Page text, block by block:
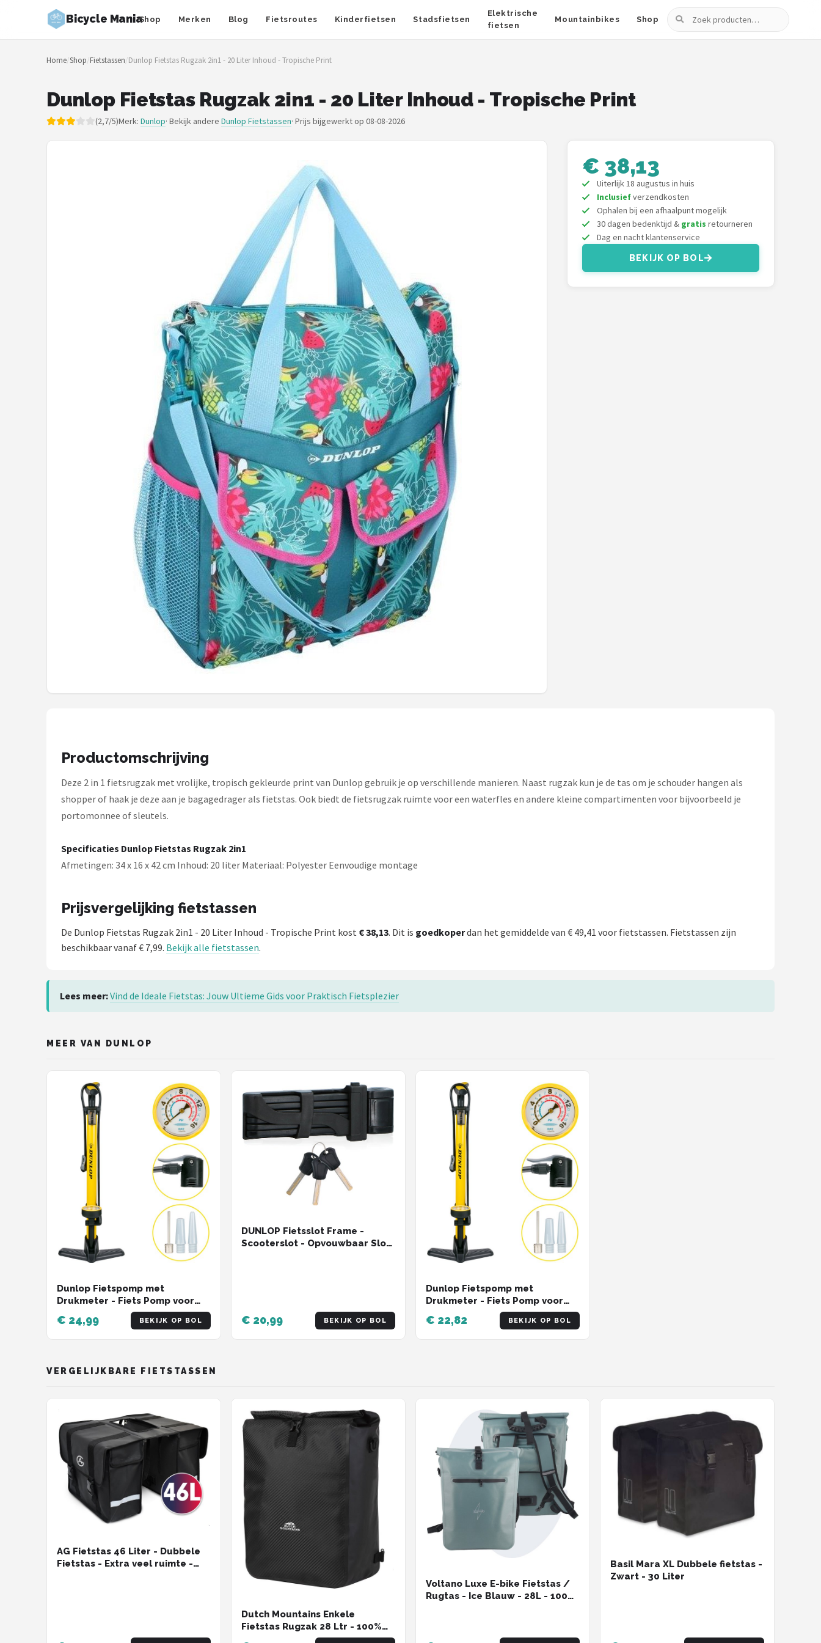
Bicycle ManiaShop Merken Blog Fietsroutes Kinderfietsen Stadsfietsen
Elektrische
fietsen
Mountainbikes Shop
Zoeken
Zoeken
NAVIGATIE
Merken
Home/Shop/Fietstassen/Dunlop Fietstas Rugzak 2in1 - 20 Liter Inhoud - Tropische Print
Dunlop Fietstas Rugzak 2in1 - 20 Liter Inhoud - Tropische Print
(2,7/5)Merk: Dunlop· Bekijk andere Dunlop Fietstassen· Prijs bijgewerkt op 08-08-2026
€ 38,13
Uiterlijk 18 augustus in huis
Inclusiefverzendkosten
Ophalen bij een afhaalpunt mogelijk
30 dagen bedenktijd & gratis retourneren
Dag en nacht klantenservice
BEKIJK OP BOL
Productomschrijving
Deze 2 in 1 fietsrugzak met vrolijke, tropisch gekleurde print van Dunlop gebruik je op verschillende manieren. Naast rugzak kun je de tas om je schouder hangen als
shopper of haak je deze aan je bagagedrager als fietstas. Ook biedt de fietsrugzak ruimte voor een waterfles en andere kleine compartimenten voor bijvoorbeeld je
portomonnee of sleutels.
Specificaties Dunlop Fietstas Rugzak 2in1
Afmetingen: 34 x 16 x 42 cm Inhoud: 20 liter Materiaal: Polyester Eenvoudige montage
Prijsvergelijking fietstassen
De Dunlop Fietstas Rugzak 2in1 - 20 Liter Inhoud - Tropische Print kost € 38,13. Dit is goedkoperdan het gemiddelde van € 49,41 voor fietstassen. Fietstassen zijn
beschikbaar vanaf € 7,99. Bekijk alle fietstassen.
Lees meer:Vind de Ideale Fietstas: Jouw Ultieme Gids voor Praktisch Fietsplezier
MEER VAN DUNLOP
Dunlop Fietspomp met
Drukmeter - Fiets Pomp voor
Dunlop, Schrader en Frans
Ventiel - Staande Pomp Incl.
Adaptoren voor
€ 24,99 BEKIJK OP BOL
DUNLOP Fietsslot Frame -
Scooterslot - Opvouwbaar Slot
€ 20,99 BEKIJK OP BOL
Dunlop Fietspomp met
Drukmeter - Fiets Pomp voor
Dunlop, Schrader en Frans
Ventiel - Staande Pomp Incl.
Adaptoren voor
€ 22,82 BEKIJK OP BOL
VERGELIJKBARE FIETSTASSEN
AG Fietstas 46 Liter - Dubbele
Fietstas - Extra veel ruimte -
Dutch Mountains Enkele
Fietstas Rugzak 28 Ltr - 100%
Waterdicht - Fietstas,
Voltano Luxe E-bike Fietstas /
Rugtas - Ice Blauw - 28L - 100%
Basil Mara XL Dubbele fietstas -
Zwart - 30 Liter